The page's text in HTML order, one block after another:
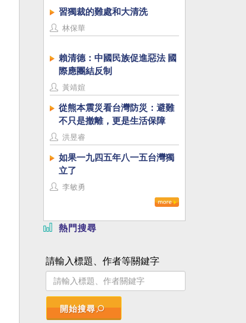
習獨裁的難處和大清洗
林保華
賴清德：中國民族促進惡法 國
際應團結反制
黃靖媗
從熊本震災看台灣防災：避難
不只是撤離，更是生活保障
洪昱睿
如果一九四五年八一五台灣獨
立了
李敏勇
熱門搜尋
請輸入標題、作者等關鍵字
開始搜尋